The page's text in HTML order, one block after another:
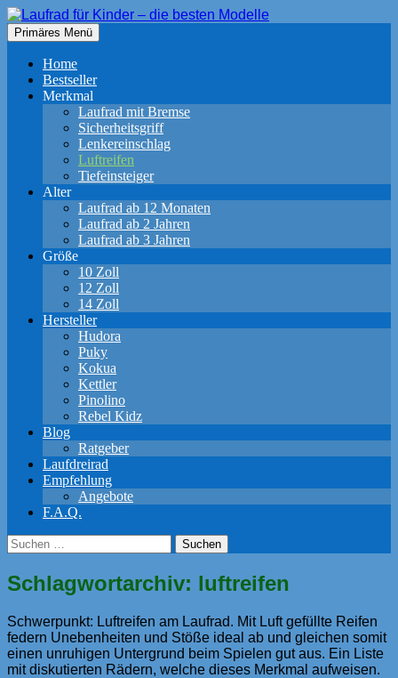
Zum
Inhalt
springen
Laufrad für Kinder – die besten
Modelle
Suchen
Primäres Menü
Home
Bestseller
Merkmal
Laufrad mit Bremse
Sicherheitsgriff
Lenkereinschlag
Luftreifen
Tiefeinsteiger
Alter
Laufrad ab 12 Monaten
Laufrad ab 2 Jahren
Laufrad ab 3 Jahren
Größe
10 Zoll
12 Zoll
14 Zoll
Hersteller
Hudora
Puky
Kokua
Kettler
Pinolino
Rebel Kidz
Blog
Ratgeber
Laufdreirad
Empfehlung
Angebote
F.A.Q.
Suchen
nach:
Schlagwortarchiv: luftreifen
Schwerpunkt: Luftreifen am Laufrad. Mit Luft gefüllte Reifen
federn Unebenheiten und Stöße ideal ab und gleichen somit
einen unruhigen Untergrund beim Spielen gut aus. Ein Liste
mit diskutierten Rädern, welche dieses Merkmal aufweisen.